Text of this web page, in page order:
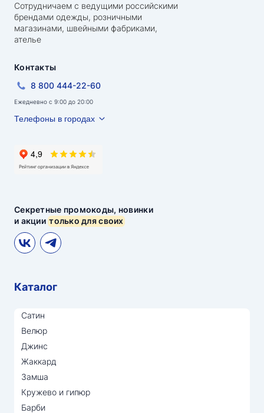
Сотрудничаем с ведущими российскими
брендами одежды, розничными
магазинами, швейными фабриками,
ателье
Секретные промокоды, новинки
и акциитолько для своих
Контакты
8 800 444-22-60
Ежедневно с 9:00 до 20:00
Телефоны в городах
Каталог
Сатин
Велюр
Джинс
Жаккард
Замша
Кружево и гипюр
Барби